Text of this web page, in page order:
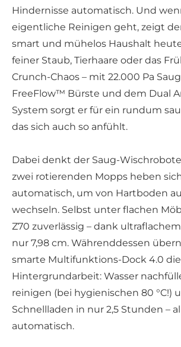
Hindernisse automatisch. Und
eigentliche Reinigen geht, zeigt
smart und mühelos Haushalt
feiner Staub, Tierhaare oder das
Crunch-Chaos – mit 22.000 Pa
FreeFlow™ Bürste und dem Dual
System sorgt er für ein rundum
das sich auch so anfühlt.
Dabei denkt der Saug-
zwei rotierenden Mopps heben
automatisch, um von Hartboden
wechseln. Selbst unter flachen
Z70 zuverlässig – dank
nur 7,98 cm. Währenddessen
smarte Multifunktions-Dock 4.0 die
Hintergrundarbeit: Wasser
reinigen (bei hygienischen 80 °C!)
Schnellladen in nur 2,5 Stunden –
automatisch.